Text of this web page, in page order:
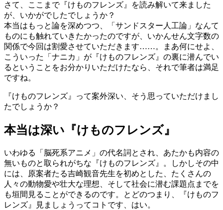
さて、ここまで『けものフレンズ』を読み解いて来ました
が、いかがでしたでしょうか？
本当はもっと論を深めつつ、「サンドスター人工論」なんて
ものにも触れていきたかったのですが、いかんせん文字数の
関係で今回は割愛させていただきます……。まあ何にせよ、
こういった「ナニカ」が『けものフレンズ』の裏に潜んでい
るということをお分かりいただけたなら、それで筆者は満足
ですね。
『けものフレンズ』って案外深い、そう思っていただけまし
たでしょうか？
本当は深い『けものフレンズ』
いわゆる「脳死系アニメ」の代名詞とされ、あたかも内容の
無いものと取られがちな『けものフレンズ』。しかしその中
には、原案者たる吉崎観音先生を初めとした、たくさんの
人々の動物愛や壮大な理想、そして社会に潜む課題点までを
も垣間見ることができるのです。とどのつまり、『けものフ
レンズ』見ましょうってコトです、はい。